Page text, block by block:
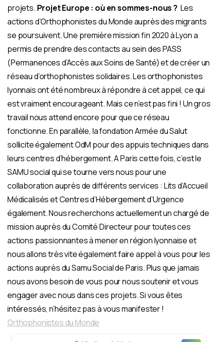
projets. Projet Europe : où en sommes-nous ? Les
actions d’Orthophonistes du Monde auprès des migrants
se poursuivent. Une première mission fin 2020 à Lyon a
permis de prendre des contacts au sein des PASS
(Permanences d’Accès aux Soins de Santé) et de créer un
réseau d’orthophonistes solidaires. Les orthophonistes
lyonnais ont été nombreux à répondre à cet appel, ce qui
est vraiment encourageant. Mais ce n’est pas fini ! Un gros
travail nous attend encore pour que ce réseau
fonctionne. En parallèle, la fondation Armée du Salut
sollicite également OdM pour des appuis techniques dans
leurs centres d’hébergement. A Paris cette fois, c’est le
SAMU social qui se tourne vers nous pour une
collaboration auprès de différents services : Lits d’Accueil
Médicalisés et Centres d’Hébergement d’Urgence
également. Nous recherchons actuellement un chargé de
mission auprès du Comité Directeur pour toutes ces
actions passionnantes à mener en région lyonnaise et
nous allons très vite également faire appel à vous pour les
actions auprès du Samu Social de Paris. Plus que jamais
nous avons besoin de vous pour nous soutenir et vous
engager avec nous dans ces projets. Si vous êtes
intéressés, n’hésitez pas à vous manifester !
Orthophonistes du Monde